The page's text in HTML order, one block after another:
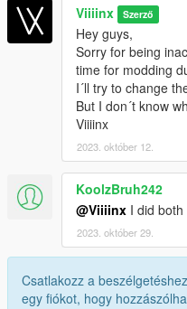
Viiiinx Szerző
Hey guys,
Sorry for being
time for modding
I´ll try to change
But I don´t know
Viiiinx
2023. október 12.
KoolzBruh242
@Viiiinx I did both
2023. október 29.
Csatlakozz a
egy fiókot, hogy